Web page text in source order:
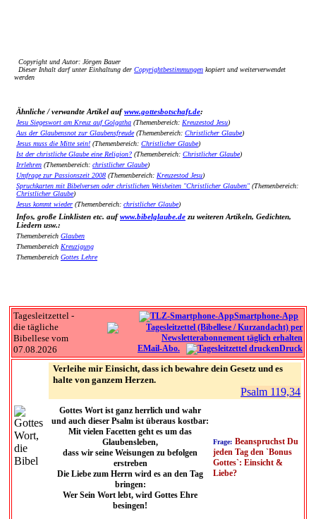
Copyright und Autor: Jörgen Bauer
Dieser Inhalt darf unter Einhaltung der Copyrightbestimmungen kopiert und weiterverwendet
werden
Ähnliche / verwandte Artikel aufwww.gottesbotschaft.de:
Jesu Siegeswort am Kreuz auf Golgatha (Themenbereich: Kreuzestod Jesu)
Aus der Glaubensnot zur Glaubensfreude(Themenbereich: Christlicher Glaube)
Jesus muss die Mitte sein! (Themenbereich: Christlicher Glaube)
Ist der christliche Glaube eine Religion? (Themenbereich: Christlicher Glaube)
Irrlehren (Themenbereich: christlicher Glaube)
Umfrage zur Passionszeit 2008 (Themenbereich: Kreuzestod Jesu)
Spruchkarten mit Bibelversen oder christlichen Weisheiten "Christlicher Glauben" (Themenbereich:
Christlicher Glaube)
Jesus kommt wieder (Themenbereich: christlicher Glaube)
Infos, große Linklisten etc. aufwww.bibelglaube.de zu weiteren Artikeln, Gedichten,
Liedern usw.:
Themenbereich Glauben
Themenbereich Kreuzigung
Themenbereich Gottes Lehre
Tagesleitzettel -
die tägliche
Bibellese vom
07.08.2026
Smartphone-App
EMail-Abo. Druck
Verleihe mir Einsicht, dass ich bewahre dein Gesetz und es
halte von ganzem Herzen.
Psalm 119,34
Gottes Wort ist ganz herrlich und wahr
und auch dieser Psalm ist überaus kostbar:
Mit vielen Facetten geht es um das
Glaubensleben,
dass wir seine Weisungen zu befolgen
erstreben
Die Liebe zum Herrn wird es an den Tag
bringen:
Wer Sein Wort lebt, wird Gottes Ehre
besingen!
Frage: Beanspruchst Du
jeden Tag den `Bonus
Gottes`: Einsicht &
Liebe?